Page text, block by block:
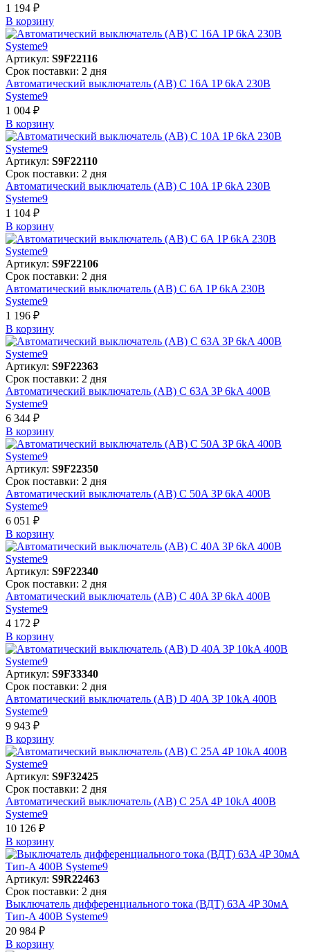
1 194 ₽
В корзинy
Артикул: S9F22116
Срок поставки: 2 дня
Автоматический выключатель (АВ) C 16A 1P 6kA 230В
Systeme9
1 004 ₽
В корзинy
Артикул: S9F22110
Срок поставки: 2 дня
Автоматический выключатель (АВ) C 10A 1P 6kA 230В
Systeme9
1 104 ₽
В корзинy
Артикул: S9F22106
Срок поставки: 2 дня
Автоматический выключатель (АВ) C 6A 1P 6kA 230В
Systeme9
1 196 ₽
В корзинy
Артикул: S9F22363
Срок поставки: 2 дня
Автоматический выключатель (АВ) C 63A 3P 6kA 400В
Systeme9
6 344 ₽
В корзинy
Артикул: S9F22350
Срок поставки: 2 дня
Автоматический выключатель (АВ) C 50A 3P 6kA 400В
Systeme9
6 051 ₽
В корзинy
Артикул: S9F22340
Срок поставки: 2 дня
Автоматический выключатель (АВ) C 40A 3P 6kA 400В
Systeme9
4 172 ₽
В корзинy
Артикул: S9F33340
Срок поставки: 2 дня
Автоматический выключатель (АВ) D 40A 3P 10kA 400В
Systeme9
9 943 ₽
В корзинy
Артикул: S9F32425
Срок поставки: 2 дня
Автоматический выключатель (АВ) C 25A 4P 10kA 400В
Systeme9
10 126 ₽
В корзинy
Артикул: S9R22463
Срок поставки: 2 дня
Выключатель дифференциального тока (ВДТ) 63A 4P 30мА
Тип-A 400В Systeme9
20 984 ₽
В корзинy